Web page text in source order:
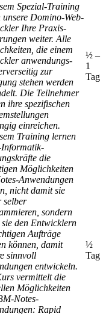
Spezial-Training
unsere Domino-Web-
Ihre Praxis-
weiter. Alle
die einem
anwendungs-
zur
stehen werden
Die Teilnehmer
ihre spezifischen
einreichen.
½ –
1
Tag
Training lernen
die
Möglichkeiten
Anwendungen
nicht damit sie
selber
sondern
den Entwicklern
Aufträge
können, damit
sinnvoll
entwickeln.
vermittelt die
Möglichkeiten
Notes-
Rapid
½
Tag